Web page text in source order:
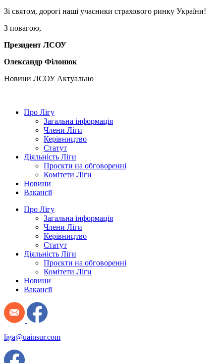
Зі святом, дорогі наші учасники страхового ринку України!
З повагою,
Президент ЛСОУ
Олександр Філонюк
Hовини ЛСОУ Актуально
Про Лігу
Загальна інформація
Члени Ліги
Керівництво
Статут
Діяльність Ліги
Проєкти на обговоренні
Комітети Ліги
Новини
Вакансії
Про Лігу
Загальна інформація
Члени Ліги
Керівництво
Статут
Діяльність Ліги
Проєкти на обговоренні
Комітети Ліги
Новини
Вакансії
liga@uainsur.com